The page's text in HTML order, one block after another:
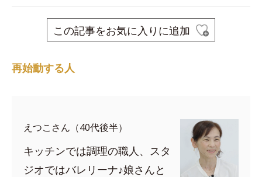
この記事をお気に入りに追加
再始動する人
えつこさん（40代後半）
キッチンでは調理の職人、スタ
ジオではバレリーナ♪娘さんと